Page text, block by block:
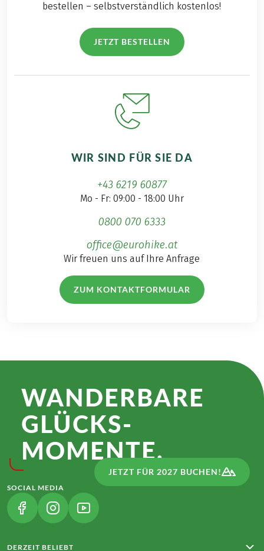
bestellen – selbstverständlich kostenlos!
JETZT BESTELLEN
WIR SIND FÜR SIE DA
+43 6219 60877
Mo - Fr: 09:00 - 18:00 Uhr
0800 070 6333
office@eurohike.at
Wir freuen uns auf Ihre Anfrage
ZUM KONTAKTFORMULAR
WANDER­BARE
GLÜCKS­
MOMENTE.
SOCIAL MEDIA
(LINK ÖFFNET IN NEUEM TAB)
(LINK ÖFFNET IN NEUEM TAB)
(LINK ÖFFNET IN NEUEM TAB)
DERZEIT BELIEBT
JETZT FÜR 2027 BUCHEN!